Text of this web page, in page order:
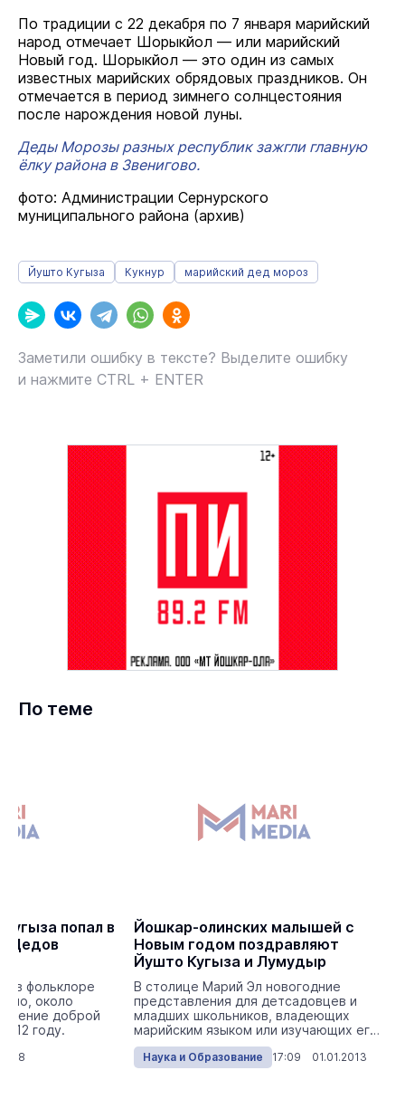
По традиции с 22 декабря по 7 января марийский
народ отмечает Шорыкйол — или марийский
Новый год. Шорыкйол — это один из самых
известных марийских обрядовых праздников. Он
отмечается в период зимнего солнцестояния
после нарождения новой луны.
Деды Морозы разных республик зажгли главную
ёлку района в Звенигово.
фото: Администрации Сернурского
муниципального района (архив)
Йушто Кугыза Кукнур марийский дед мороз
Заметили ошибку в тексте? Выделите ошибку
и нажмите CTRL + ENTER
По теме
попал в
Дедов
в фольклоре
около
доброй
году.
Йошкар-олинских малышей с
Новым годом поздравляют
Йyштo Кугыза и Лумyдыр
В столице Марий Эл новогодние
представления для детсадовцев и
младших школьников, владеющих
марийским языком или изучающих его
в образовательных учреж...
Наука и Образование 17:09 01.01.2013